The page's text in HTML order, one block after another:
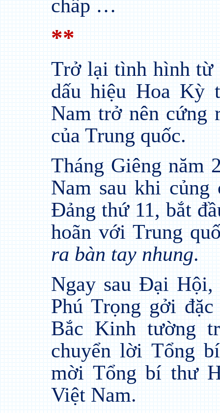
chấp …
**
Trở lại tình hình từ
dấu hiệu Hoa Kỳ
Nam trở nên cứng
của Trung quốc.
Tháng Giêng năm
Nam sau khi củng
Đảng thứ 11, bắt
hoãn với Trung
ra bàn tay nhung.
Ngay sau Đại
Phú Trọng gởi
Bắc Kinh tường
chuyển lời Tổng
mời Tổng bí thư
Việt Nam.